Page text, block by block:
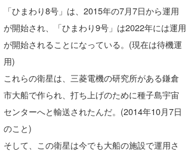
「ひまわり8号」は、2015年の7月7日から運用
が開始され、「ひまわり9号」は2022年には運用
が開始されることになっている。(現在は待機運
用)
これらの衛星は、三菱電機の研究所がある鎌倉
市大船で作られ、打ち上げのために種子島宇宙
センターへと輸送されたんだ。(2014年10月7日
のこと)
そして、この衛星は今でも大船の施設で運用さ
Naoya Kimoto
mitsuteru Kamio
Yasunari Inoue
Yoshiyuki Obata
DELTA FORCE SURF
メディア
SURFMEDIA
Colors MAGAZINE
WAVAL
波伝説アンバサダー/プロライダー
福島寿実子
中浦“JET”章
進士剛光
波伝説スタッフ
☆加藤
Aichan
波伝説